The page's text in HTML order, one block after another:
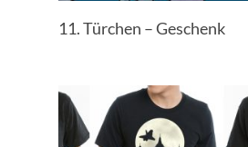
11. Türchen – Geschenk